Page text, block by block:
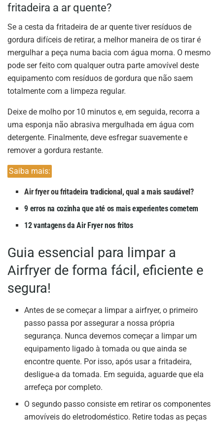
fritadeira a ar quente?
Se a cesta da fritadeira de ar quente tiver resíduos de
gordura difíceis de retirar, a melhor maneira de os tirar é
mergulhar a peça numa bacia com água morna. O mesmo
pode ser feito com qualquer outra parte amovível deste
equipamento com resíduos de gordura que não saem
totalmente com a limpeza regular.
Deixe de molho por 10 minutos e, em seguida, recorra a
uma esponja não abrasiva mergulhada em água com
detergente. Finalmente, deve esfregar suavemente e
remover a gordura restante.
Saiba mais:
Air fryer ou fritadeira tradicional, qual a mais saudável?
9 erros na cozinha que até os mais experientes cometem
12 vantagens da Air Fryer nos fritos
Guia essencial para limpar a
Airfryer de forma fácil, eficiente e
segura!
Antes de se começar a limpar a airfryer, o primeiro
passo passa por assegurar a nossa própria
segurança. Nunca devemos começar a limpar um
equipamento ligado à tomada ou que ainda se
encontre quente. Por isso, após usar a fritadeira,
desligue-a da tomada. Em seguida, aguarde que ela
arrefeça por completo.
O segundo passo consiste em retirar os componentes
amovíveis do eletrodoméstico. Retire todas as peças